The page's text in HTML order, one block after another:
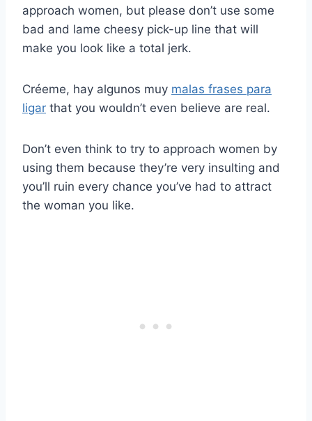
approach women, but please don’t use some
bad and lame cheesy pick-up line that will
make you look like a total jerk.
Créeme, hay algunos muy malas frases para
ligar that you wouldn’t even believe are real.
Don’t even think to try to approach women by
using them because they’re very insulting and
you’ll ruin every chance you’ve had to attract
the woman you like.